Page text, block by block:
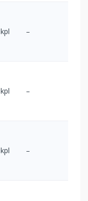
kpl –
kpl –
kpl –